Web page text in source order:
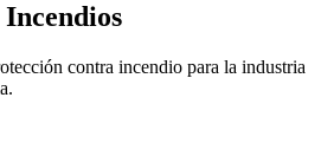
contra incendio para la industria